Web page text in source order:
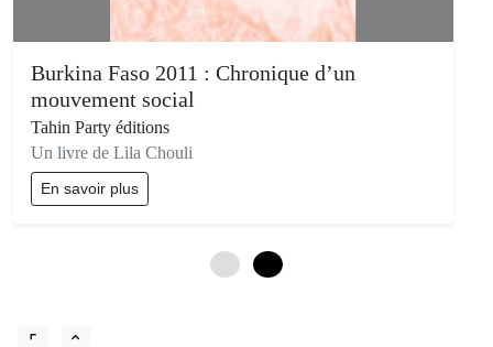
Burkina Faso 2011 : Chronique d’un
mouvement social
Tahin Party éditions
Un livre de Lila Chouli
En savoir plus